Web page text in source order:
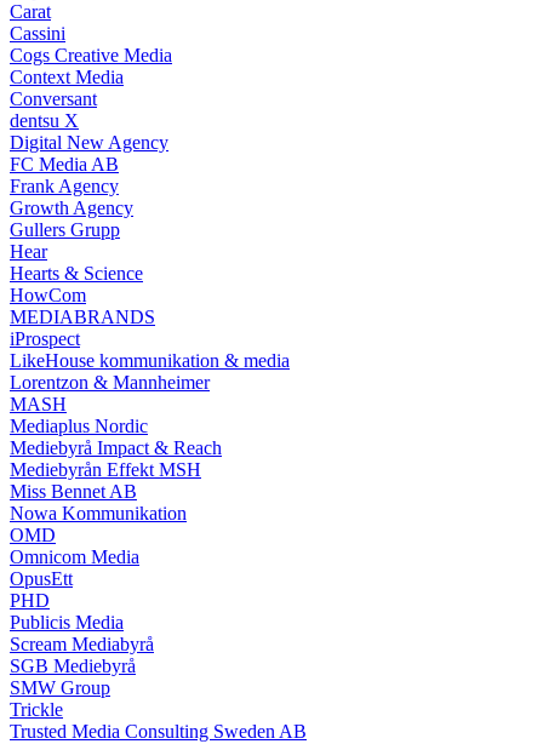
Carat
Cassini
Cogs Creative Media
Context Media
Conversant
dentsu X
Digital New Agency
FC Media AB
Frank Agency
Growth Agency
Gullers Grupp
Hear
Hearts & Science
HowCom
MEDIABRANDS
iProspect
LikeHouse kommunikation & media
Lorentzon & Mannheimer
MASH
Mediaplus Nordic
Mediebyrå Impact & Reach
Mediebyrån Effekt MSH
Miss Bennet AB
Nowa Kommunikation
OMD
Omnicom Media
OpusEtt
PHD
Publicis Media
Scream Mediabyrå
SGB Mediebyrå
SMW Group
Trickle
Trusted Media Consulting Sweden AB